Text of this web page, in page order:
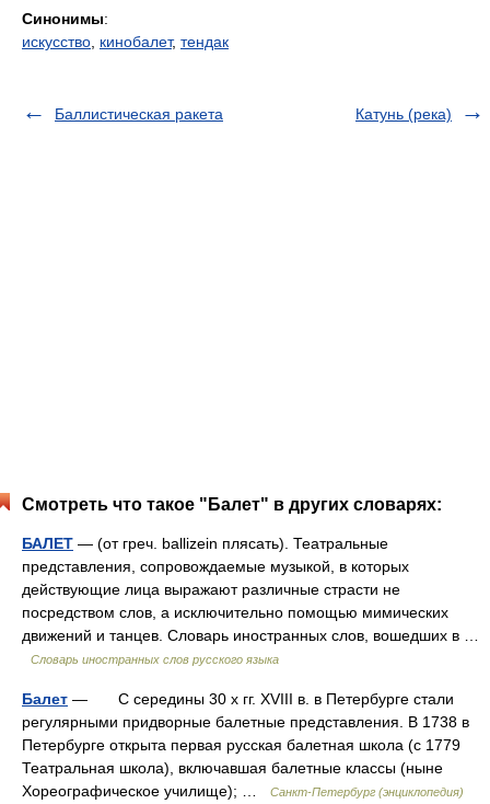
Синонимы:
искусство кинобалет, тендак
Баллистическая ракета Катунь (река)
Смотреть что такое "Балет" в других словарях:
БАЛЕТ — (от греч. ballizein плясать). Театральные
представления, сопровождаемые музыкой, в которых
действующие лица выражают различные страсти не
посредством слов, а исключительно помощью мимических
движений и танцев. Словарь иностранных слов, вошедших в …
Словарь иностранных слов русского языка
Балет — С середины 30 х гг. XVIII в. в Петербурге стали
регулярными придворные балетные представления. В 1738 в
Петербурге открыта первая русская балетная школа (с 1779
Театральная школа), включавшая балетные классы (ныне
Хореографическое училище); …
Санкт-Петербург (энциклопедия)